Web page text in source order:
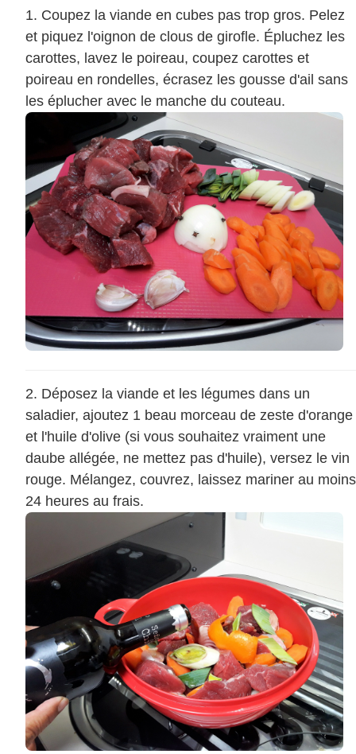
Coupez la viande en cubes pas trop gros. Pelez
et piquez l'oignon de clous de girofle. Épluchez les
carottes, lavez le poireau, coupez carottes et
poireau en rondelles, écrasez les gousse d'ail sans
les éplucher avec le manche du couteau.
Déposez la viande et les légumes dans un
saladier, ajoutez 1 beau morceau de zeste d'orange
et l'huile d'olive (si vous souhaitez vraiment une
daube allégée, ne mettez pas d'huile), versez le vin
rouge. Mélangez, couvrez, laissez mariner au moins
24 heures au frais.